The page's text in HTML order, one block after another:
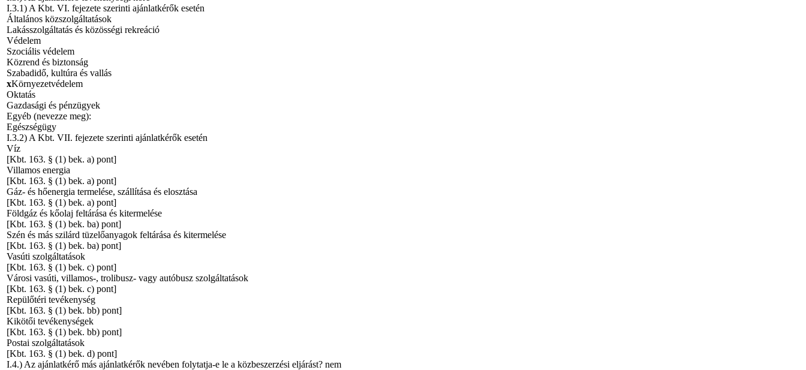
I.3.1) A Kbt. VI. fejezete szerinti ajánlatkérők esetén
Általános közszolgáltatások
Lakásszolgáltatás és közösségi rekreáció
Védelem
Szociális védelem
Közrend és biztonság
Szabadidő, kultúra és vallás
xKörnyezetvédelem
Oktatás
Gazdasági és pénzügyek
Egyéb (nevezze meg):
Egészségügy
I.3.2) A Kbt. VII. fejezete szerinti ajánlatkérők esetén
Víz
[Kbt. 163. § (1) bek. a) pont]
Villamos energia
[Kbt. 163. § (1) bek. a) pont]
Gáz- és hőenergia termelése, szállítása és elosztása
[Kbt. 163. § (1) bek. a) pont]
Földgáz és kőolaj feltárása és kitermelése
[Kbt. 163. § (1) bek. ba) pont]
Szén és más szilárd tüzelőanyagok feltárása és kitermelése
[Kbt. 163. § (1) bek. ba) pont]
Vasúti szolgáltatások
[Kbt. 163. § (1) bek. c) pont]
Városi vasúti, villamos-, trolibusz- vagy autóbusz szolgáltatások
[Kbt. 163. § (1) bek. c) pont]
Repülőtéri tevékenység
[Kbt. 163. § (1) bek. bb) pont]
Kikötői tevékenységek
[Kbt. 163. § (1) bek. bb) pont]
Postai szolgáltatások
[Kbt. 163. § (1) bek. d) pont]
I.4.) Az ajánlatkérő más ajánlatkérők nevében folytatja-e le a közbeszerzési eljárást? nem